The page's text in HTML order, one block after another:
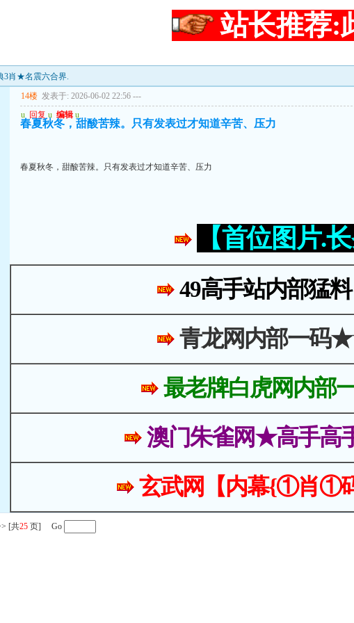
站长推荐:
3肖★名震六合界.
14楼 发表于: 2026-06-02 22:56 ---
u 回复 u 编辑 u
春夏秋冬，甜酸苦辣。只有发表过才知道辛苦、压力
春夏秋冬，甜酸苦辣。只有发表过才知道辛苦、压力
【首位图片.
49高手站内部猛
青龙网内部一码
最老牌白虎网内部
澳门朱雀网★高手高
玄武网【内幕{①肖①
[共25 页] Go